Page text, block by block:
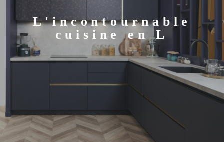
L'incontournable
cuisine en L